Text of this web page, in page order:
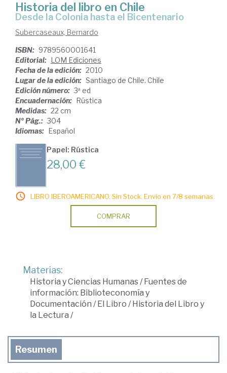
Historia del libro en Chile
desde la Colonia hasta el Bicentenario
Subercaseaux, Bernardo
ISBN: 9789560001641
Editorial: LOM Ediciones
Fecha de la edición: 2010
Lugar de la edición: Santiago de Chile. Chile
Edición número: 3ª ed
Encuadernación: Rústica
Medidas: 22 cm
Nº Pág.: 304
Idiomas: Español
Papel: Rústica
28,00 €
LIBRO IBEROAMERICANO. Sin Stock. Envío en 7/8 semanas.
COMPRAR
Materias:
Historia y Ciencias Humanas/Fuentes de
información: Biblioteconomía y
Documentación /El Libro /Historia del Libro y
la Lectura /
Resumen